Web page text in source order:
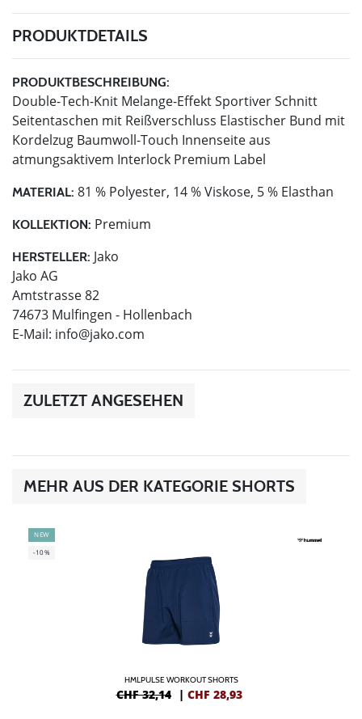
PRODUKTDETAILS
PRODUKTBESCHREIBUNG:
Double-Tech-Knit Melange-Effekt Sportiver Schnitt
Seitentaschen mit Reißverschluss Elastischer Bund mit
Kordelzug Baumwoll-Touch Innenseite aus
atmungsaktivem Interlock Premium Label
MATERIAL: 81 % Polyester, 14 % Viskose, 5 % Elasthan
KOLLEKTION: Premium
HERSTELLER: Jako
Jako AG
Amtstrasse 82
74673 Mulfingen - Hollenbach
E-Mail: info@jako.com
ZULETZT ANGESEHEN
MEHR AUS DER KATEGORIE SHORTS
NEW
-10%
HMLPULSE WORKOUT SHORTS
CHF 32,14 | CHF 28,93